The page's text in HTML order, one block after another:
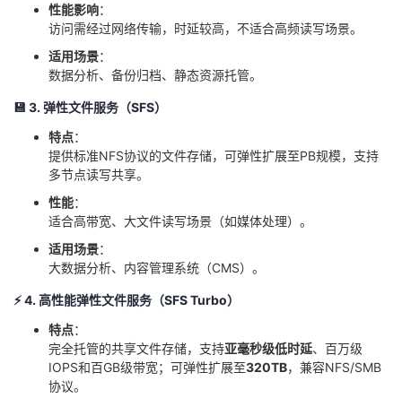
证
实
验
的
收
藏
持
建
议
​性能影响​​：
访问需经过网络传输，时延较高，不适合高频读写场景。
​适用场景​​：
数据分析、备份归档、静态资源托管。
💾 ​ ​3. 弹性文件服务（SFS）​
​特点​​：
提供标准NFS协议的文件存储，可弹性扩展至PB规模，支持
多节点读写共享。
​性能​​：
适合高带宽、大文件读写场景（如媒体处理）。
​适用场景​​：
大数据分析、内容管理系统（CMS）。
⚡ ​​4. 高性能弹性文件服务（SFS Turbo）​
​特点​​：
完全托管的共享文件存储，支持​​亚毫秒级低时延​​、百万级
IOPS和百GB级带宽；可弹性扩展至​​320TB​​，兼容NFS/SMB
协议。